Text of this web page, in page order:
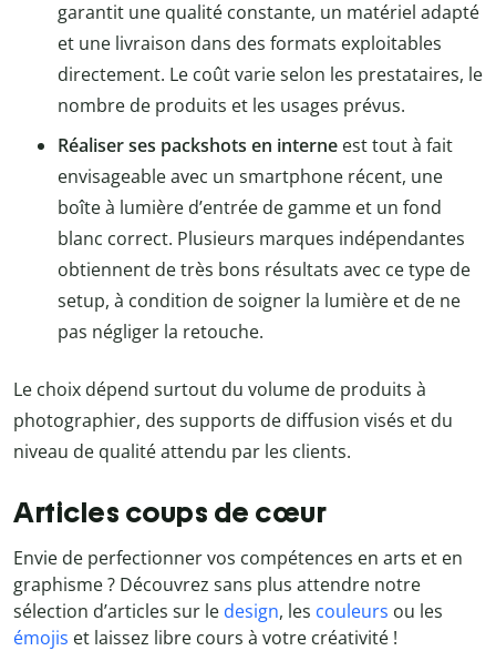
garantit une qualité constante, un matériel adapté
et une livraison dans des formats exploitables
directement. Le coût varie selon les prestataires, le
nombre de produits et les usages prévus.
Réaliser ses packshots en interne est tout à fait
envisageable avec un smartphone récent, une
boîte à lumière d’entrée de gamme et un fond
blanc correct. Plusieurs marques indépendantes
obtiennent de très bons résultats avec ce type de
setup, à condition de soigner la lumière et de ne
pas négliger la retouche.
Le choix dépend surtout du volume de produits à
photographier, des supports de diffusion visés et du
niveau de qualité attendu par les clients.
Articles coups de cœur
Envie de perfectionner vos compétences en arts et en
graphisme ? Découvrez sans plus attendre notre
sélection d’articles sur le design, les couleurs ou les
émojis et laissez libre cours à votre créativité !